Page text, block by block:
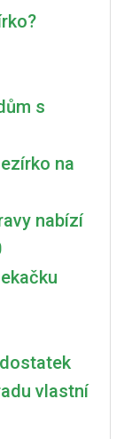
Jezírko
s
na
nabízí
vlastní